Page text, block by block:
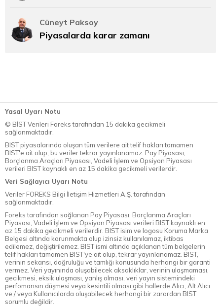
Cüneyt Paksoy
Piyasalarda karar zamanı
Yasal Uyarı Notu
© BİST Verileri Foreks tarafından 15 dakika gecikmeli
sağlanmaktadır.
BIST piyasalarında oluşan tüm verilere ait telif hakları tamamen
BIST'e ait olup, bu veriler tekrar yayınlanamaz. Pay Piyasası,
Borçlanma Araçları Piyasası, Vadeli İşlem ve Opsiyon Piyasası
verileri BIST kaynaklı en az 15 dakika gecikmeli verilerdir.
Veri Sağlayıcı Uyarı Notu
Veriler FOREKS Bilgi İletişim Hizmetleri A.Ş. tarafından
sağlanmaktadır.
Foreks tarafından sağlanan Pay Piyasası, Borçlanma Araçları
Piyasası, Vadeli İşlem ve Opsiyon Piyasası verileri BIST kaynaklı en
az 15 dakika gecikmeli verilerdir. BIST isim ve logosu Koruma Marka
Belgesi altında korunmakta olup izinsiz kullanılamaz, iktibas
edilemez, değiştirilemez. BIST ismi altında açıklanan tüm belgelerin
telif hakları tamamen BIST'ye ait olup, tekrar yayınlanamaz. BIST,
verinin sekansı, doğruluğu ve tamlığı konusunda herhangi bir garanti
vermez. Veri yayınında oluşabilecek aksaklıklar, verinin ulaşmaması,
gecikmesi, eksik ulaşması, yanlış olması, veri yayın sistemindeki
perfomansın düşmesi veya kesintili olması gibi hallerde Alıcı, Alt Alıcı
ve / veya Kullanıcılarda oluşabilecek herhangi bir zarardan BIST
sorumlu değildir.